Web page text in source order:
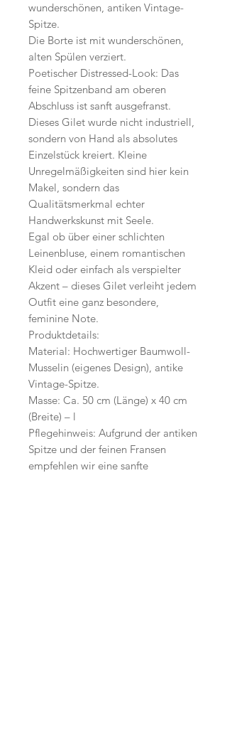
wunderschönen, antiken Vintage-
Spitze.
Die Borte ist mit wunderschönen,
alten Spülen verziert.
Poetischer Distressed-Look: Das
feine Spitzenband am oberen
Abschluss ist sanft ausgefranst.
Dieses Gilet wurde nicht industriell,
sondern von Hand als absolutes
Einzelstück kreiert. Kleine
Unregelmäßigkeiten sind hier kein
Makel, sondern das
Qualitätsmerkmal echter
Handwerkskunst mit Seele.
Egal ob über einer schlichten
Leinenbluse, einem romantischen
Kleid oder einfach als verspielter
Akzent – dieses Gilet verleiht jedem
Outfit eine ganz besondere,
feminine Note.
Produktdetails:
Material: Hochwertiger Baumwoll-
Musselin (eigenes Design), antike
Vintage-Spitze.
Masse: Ca. 50 cm (Länge) x 40 cm
(Breite) – l
Pflegehinweis: Aufgrund der antiken
Spitze und der feinen Fransen
empfehlen wir eine sanfte